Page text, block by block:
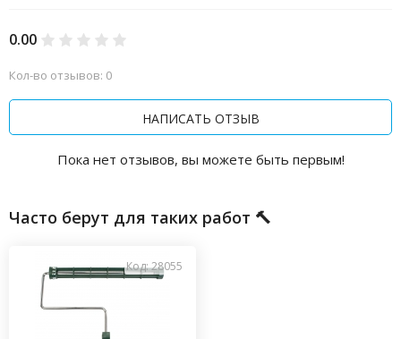
0.00
Кол-во отзывов: 0
НАПИСАТЬ ОТЗЫВ
Пока нет отзывов, вы можете быть первым!
Часто берут для таких работ 🔨
Код: 28055